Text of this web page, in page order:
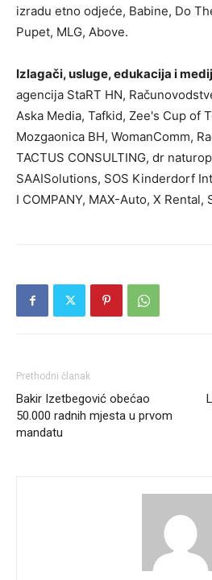
izradu etno odjeće, Babine, Do
Pupet, MLG, Above.
Izlagači, usluge, edukacija i
agencija StaRT HN,
Aska Media, Tafkid, Zee's Cup of
Mozgaonica BH, WomanComm,
TACTUS CONSULTING, dr
SAAISolutions, SOS Kinderdorf
I COMPANY, MAX-Auto, X Rental,
Prethodni članak
Bakir Izetbegović obećao
50.000 radnih mjesta u prvom
mandatu